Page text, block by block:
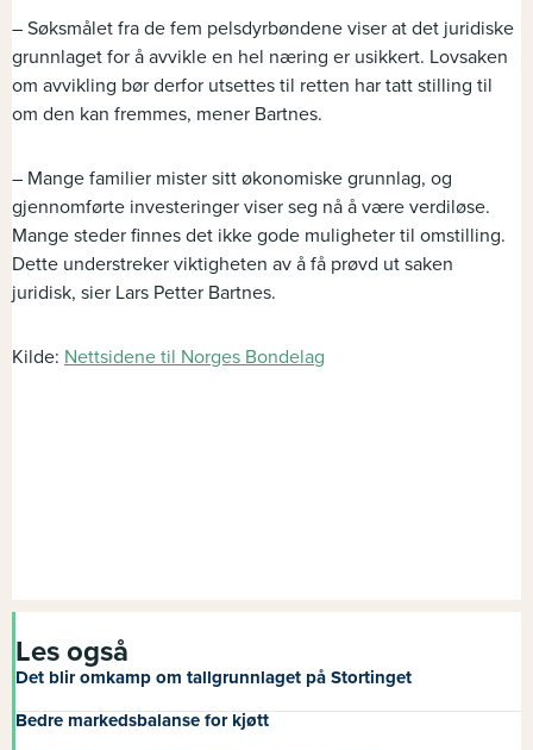
– Søksmålet fra de fem pelsdyrbøndene viser at det juridiske
grunnlaget for å avvikle en hel næring er usikkert. Lovsaken
om avvikling bør derfor utsettes til retten har tatt stilling til
om den kan fremmes, mener Bartnes.
– Mange familier mister sitt økonomiske grunnlag, og
gjennomførte investeringer viser seg nå å være verdiløse.
Mange steder finnes det ikke gode muligheter til omstilling.
Dette understreker viktigheten av å få prøvd ut saken
juridisk, sier Lars Petter Bartnes.
Kilde: Nettsidene til Norges Bondelag
Les også
Det blir omkamp om tallgrunnlaget på Stortinget
Bedre markedsbalanse for kjøtt